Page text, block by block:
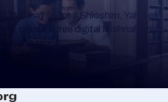
Mishnayos for a Shloshim, Yahrzeit
create a free digital Mishnah chart
your learning.